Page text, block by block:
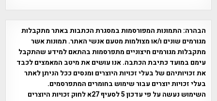
הבהרה: התמונות המפורסמות במסגרת הכתבות באתר מתקבלות
מגורמים שונים ו/או מצולמות מטעם אנשי האתר. תמונות אשר
מתקבלות מגורמים חיצוניים מתפרסמות בהתאם למידע שהתקבל
עימם במועד כתיבת הכתבה. אנו עושים את מיטב המאמצים לכבד
את זכויותיהם של בעלי זכויות היוצרים ומנסים ככל הניתן לאתר
בעלי זכויות יוצרים עבור שימוש בחומרים המתפרסמים.
השימוש נעשה על פי עדכון 5 לסעיף 27א לחוק זכויות היוצרים